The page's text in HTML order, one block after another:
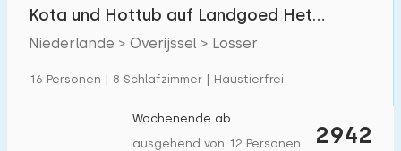
Kota und Hottub auf Landgoed Het
Borghuis
Niederlande > Overijssel > Losser
16 Personen | 8 Schlafzimmer | Haustierfrei
2942
Wochenende ab
ausgehend von 12 Personen